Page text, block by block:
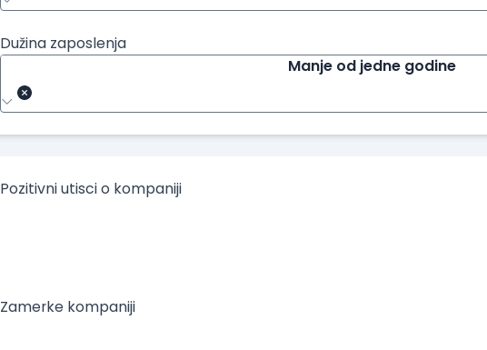
Dužina zaposlenja
Manje od jedne godine
Pozitivni utisci o kompaniji
Zamerke kompaniji